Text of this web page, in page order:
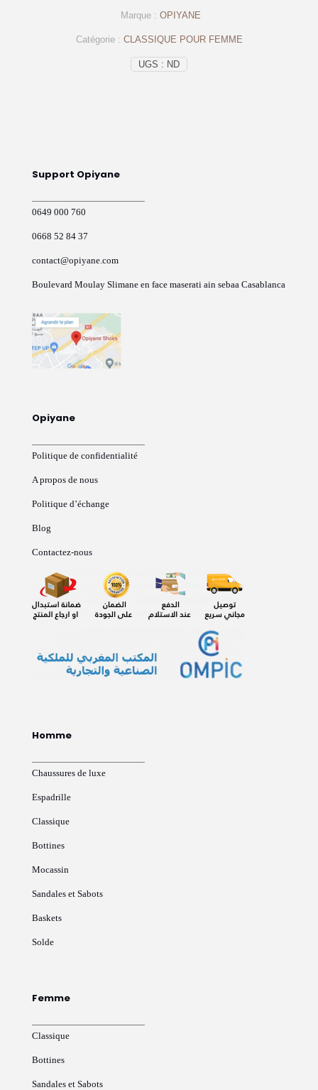
UGS : ND
Catégorie : CLASSIQUE POUR FEMME
Marque : OPIYANE
Support Opiyane
0649 000 760
0668 52 84 37
contact@opiyane.com
Boulevard Moulay Slimane en face maserati ain sebaa Casablanca
Opiyane
Politique de confidentialité
A propos de nous
Politique d’échange
Blog
Contactez-nous
Homme
Chaussures de luxe
Espadrille
Classique
Bottines
Mocassin
Sandales et Sabots
Baskets
Solde
Femme
Classique
Bottines
Sandales et Sabots